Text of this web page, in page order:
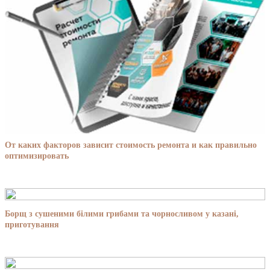
От каких факторов зависит стоимость ремонта и как правильно
оптимизировать
Борщ з сушеними білими грибами та чорносливом у казані,
приготування